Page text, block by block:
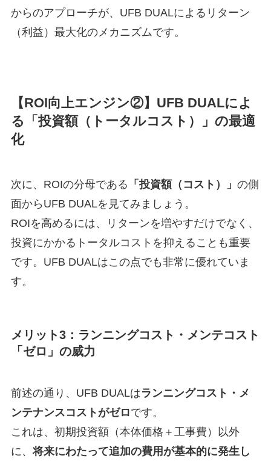
からのアプローチが、UFB DUALによるリターン
（利益）最大化のメカニズムです。
【ROI向上エンジン②】UFB DUALによ
る「投資額（トータルコスト）」の最適
化
次に、ROIの分母である 「投資額（コスト）」 の側
面からUFB DUALを見てみましょう。
ROIを高めるには、リターンを増やすだけでなく、
投資にかかるトータルコストを抑えることも重要
です。UFB DUALはこの点でも非常に優れていま
す。
メリット3： ランニングコスト・メンテコスト
「ゼロ」 の威力
前述の通り、UFB DUALはランニングコスト・メ
ンテナンスコストがゼロです。
これは、初期投資額（本体価格＋工事費）以外
に、 将来にわたって追加の費用が基本的に発生し